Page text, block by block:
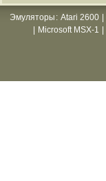
Эмуляторы : Atari 2600
Microsoft MSX-1